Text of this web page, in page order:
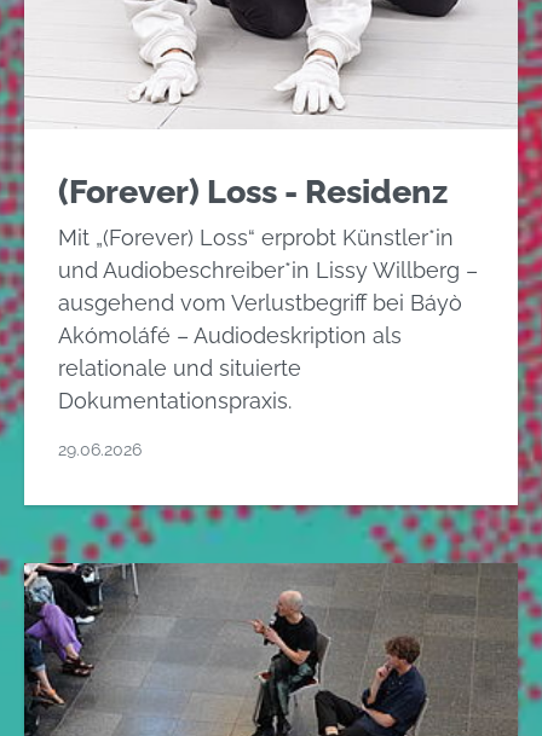
(Forever) Loss - Residenz
Mit „(Forever) Loss“ erprobt Künstler*in
und Audiobeschreiber*in Lissy Willberg –
ausgehend vom Verlustbegriff bei Báyò
Akómoláfé – Audiodeskription als
relationale und situierte
Dokumentationspraxis.
29.06.2026